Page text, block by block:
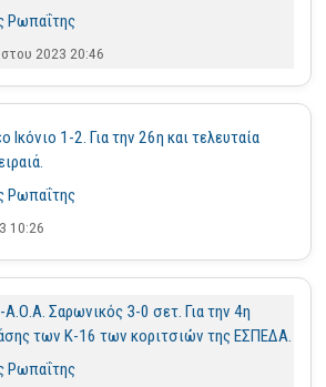
Ρωπαΐτης
2023 20:46
1-2. Για την 26η και τελευταία
Ρωπαΐτης
10:26
Σαρωνικός 3-0 σετ. Για την 4η
των Κ-16 των κοριτσιών της ΕΣΠΕΔΑ.
Ρωπαΐτης